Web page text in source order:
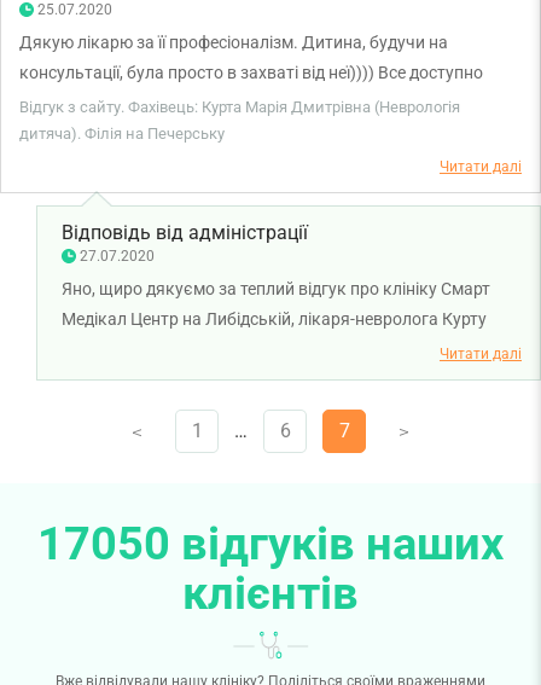
25.07.2020
Дякую лікарю за її професіоналізм. Дитина, будучи на
консультації, була просто в захваті від неї)))) Все доступно
роз'яснила, заспокоїла. Побільше таких лікарів. Окрема
подяка смарт медікал Ірині Мартинюк за оперативність,
адміністратор)
Відгук з сайту. Фахівець: Курта Марія Дмитрівна (Неврологія
дитяча). Філія на Печерську
Читати далі
Відповідь від адміністрації
27.07.2020
Яно, щиро дякуємо за теплий відгук про клініку Смарт
Медікал Центр на Либідській, лікаря-невролога Курту
Марію Дмитрівну та нашого адміністратора рецепції
Ірину Мартинюк. Бажаємо вам та вашій родині міцного
Читати далі
V 1 … 6 7 V
17050 відгуків наших
клієнтів
Вже відвідували нашу клініку? Поділіться своїми враженнями